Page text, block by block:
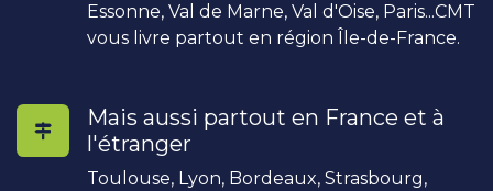
Essonne, Val de Marne, Val d'Oise, Paris...CMT
vous livre partout en région Île-de-France.
Mais aussi partout en France et à
l'étranger
Toulouse, Lyon, Bordeaux, Strasbourg,